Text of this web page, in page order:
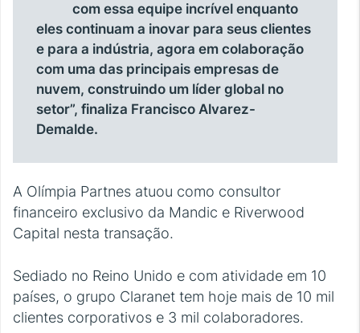
com essa equipe incrível enquanto
eles continuam a inovar para seus clientes
e para a indústria, agora em colaboração
com uma das principais empresas de
nuvem, construindo um líder global no
setor”, finaliza Francisco Alvarez-
Demalde.
A Olímpia Partnes atuou como consultor
financeiro exclusivo da Mandic e Riverwood
Capital nesta transação.
Sediado no Reino Unido e com atividade em 10
países, o grupo Claranet tem hoje mais de 10 mil
clientes corporativos e 3 mil colaboradores.